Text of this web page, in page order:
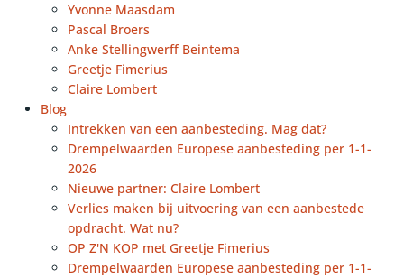
Yvonne Maasdam
Pascal Broers
Anke Stellingwerff Beintema
Greetje Fimerius
Claire Lombert
Blog
Intrekken van een aanbesteding. Mag dat?
Drempelwaarden Europese aanbesteding per 1-1-
2026
Nieuwe partner: Claire Lombert
Verlies maken bij uitvoering van een aanbestede
opdracht. Wat nu?
OP Z'N KOP met Greetje Fimerius
Drempelwaarden Europese aanbesteding per 1-1-